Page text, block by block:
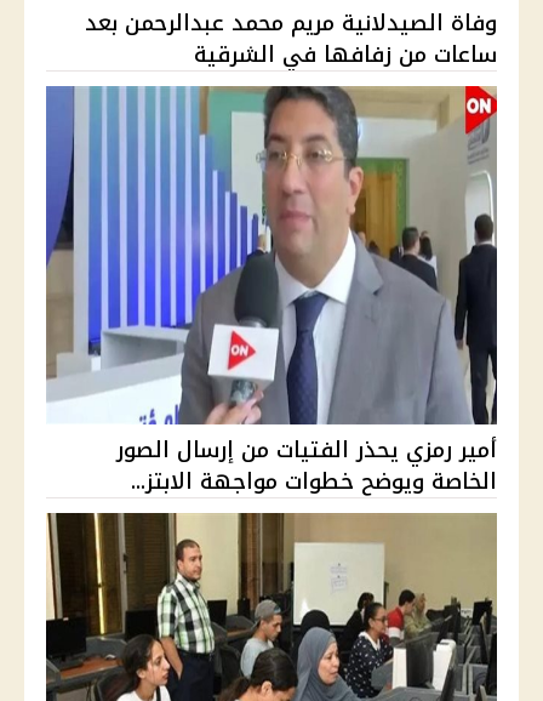
وفاة الصيدلانية مريم محمد عبدالرحمن بعد
ساعات من زفافها في الشرقية
أمير رمزي يحذر الفتيات من إرسال الصور
الخاصة ويوضح خطوات مواجهة الابتز...